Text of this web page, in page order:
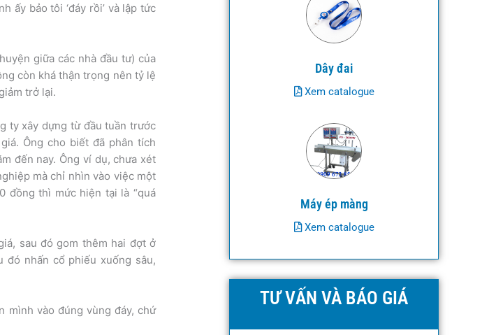
ấy bảo tôi ‘đáy rồi’ và lập tức
giữa các nhà đầu tư) của
còn khá thận trọng nên tỷ lệ
trở lại.
ty xây dựng từ đầu tuần trước
Ông cho biết đã phân tích
đến nay. Ông ví dụ, chưa xét
mà chỉ nhìn vào việc một
đồng thì mức hiện tại là “quá
sau đó gom thêm hai đợt ở
đó nhấn cổ phiếu xuống sâu,
mình vào đúng vùng đáy, chứ
Dây đai
Xem catalogue
Máy ép màng
Xem catalogue
TƯ VẤN VÀ BÁO GIÁ